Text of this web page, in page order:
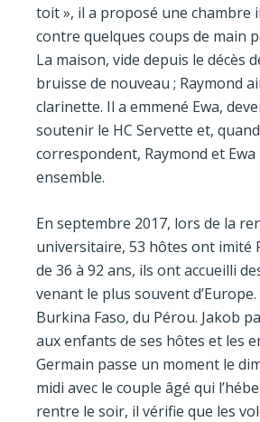
toit », il a proposé une chambre
contre quelques coups de main
La maison, vide depuis le décès
bruisse de nouveau ; Raymond
clarinette. Il a emmené Ewa,
soutenir le HC Servette et,
correspondent, Raymond et
ensemble.
En septembre 2017, lors de la
universitaire, 53 hôtes ont imité
de 36 à 92 ans, ils ont accueilli
venant le plus souvent
Burkina Faso, du Pérou. Jakob
aux enfants de ses hôtes et les
Germain passe un moment le
midi avec le couple âgé qui
rentre le soir, il vérifie que les